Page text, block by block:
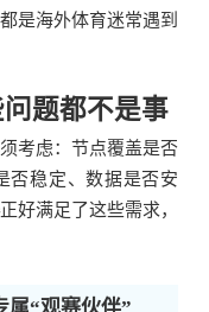
是海外体育迷常遇到
题都不是事
考虑：节点覆盖是否
否稳定、数据是否安
正好满足了这些需求，